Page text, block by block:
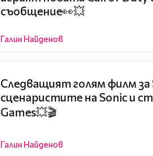
съобщение👀💥
Галин Найденов
Следващият голям филм за
сценаристите на Sonic и
Games💥🎬
Галин Найденов